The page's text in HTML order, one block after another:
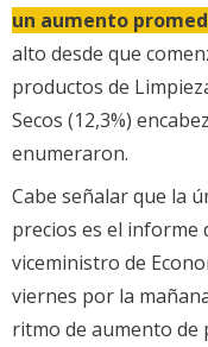
un aumento
alto desde que
productos de
Secos (12,3%)
enumeraron.
Cabe señalar que la
precios es el informe
viceministro de
viernes por la
ritmo de aumento de